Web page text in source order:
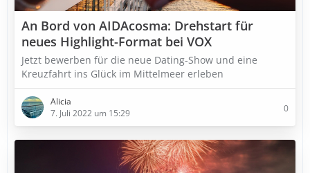
An Bord von AIDAcosma: Drehstart für
neues Highlight-Format bei VOX
Jetzt bewerben für die neue Dating-Show und eine
Kreuzfahrt ins Glück im Mittelmeer erleben
Alicia
7. Juli 2022 um 15:29
0